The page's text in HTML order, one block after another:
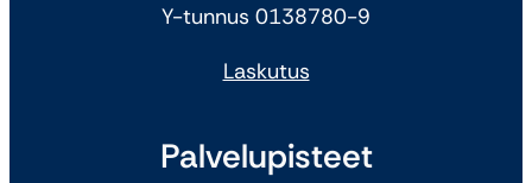
Y-tunnus 0138780-9
Laskutus
Palvelupisteet